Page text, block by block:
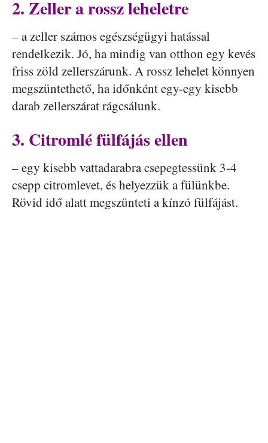
2. Zeller a rossz leheletre
– a zeller számos egészségügyi hatással
rendelkezik. Jó, ha mindig van otthon egy kevés
friss zöld zellerszárunk. A rossz lehelet könnyen
megszüntethető, ha időnként egy-egy kisebb
darab zellerszárat rágcsálunk.
3. Citromlé fülfájás ellen
– egy kisebb vattadarabra csepegtessünk 3-4
csepp citromlevet, és helyezzük a fülünkbe.
Rövid idő alatt megszünteti a kínzó fülfájást.